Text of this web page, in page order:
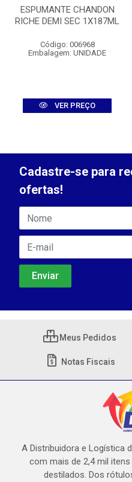
ESPUMANTE CHANDON
RICHE DEMI SEC 1X187ML
Código: 006968
Embalagem: UNIDADE
VER PREÇO
Cadastre-se para
ofertas!
Meus Pedidos
Notas Fiscais
A Distribuidora e Logística
com mais de 2,4 mil
destilados. Dos